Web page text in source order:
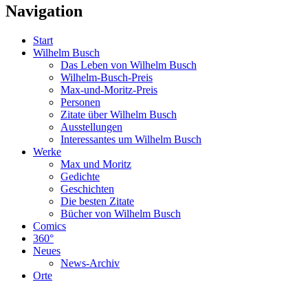
Navigation
Start
Wilhelm Busch
Das Leben von Wilhelm Busch
Wilhelm-Busch-Preis
Max-und-Moritz-Preis
Personen
Zitate über Wilhelm Busch
Ausstellungen
Interessantes um Wilhelm Busch
Werke
Max und Moritz
Gedichte
Geschichten
Die besten Zitate
Bücher von Wilhelm Busch
Comics
360°
Neues
News-Archiv
Orte